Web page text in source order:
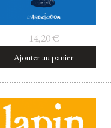
14,20€
Ajouter au panier